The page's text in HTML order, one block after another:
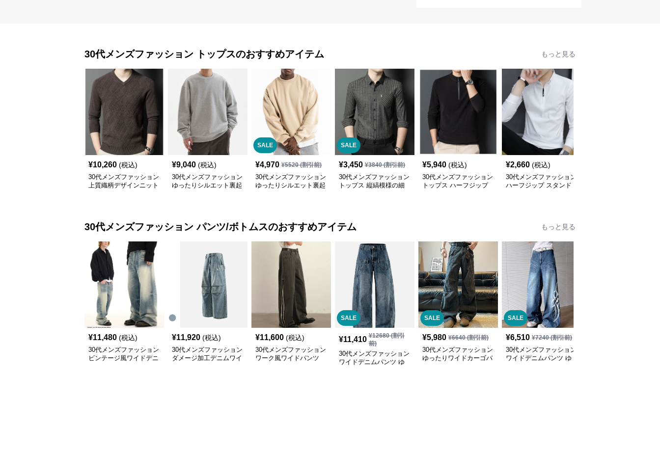
30代メンズファッション トップスのおすすめアイテム もっと見る
¥10,260 (税込)
30代メンズファッション
上質織柄デザインニット
¥9,040 (税込)
30代メンズファッション
ゆったりシルエット裏起
SALE
¥4,970 ¥5520(割引前)
30代メンズファッション
ゆったりシルエット裏起
SALE
¥3,450 ¥3840(割引前)
30代メンズファッション
トップス 縦縞模様の細
¥5,940 (税込)
30代メンズファッション
トップス ハーフジップ
¥2,660 (税込)
30代メンズファッション
ハーフジップ スタンド
30代メンズファッション パンツ/ボトムスのおすすめアイテム もっと見る
¥11,480 (税込)
30代メンズファッション
ビンテージ風ワイドデニ
¥11,920 (税込)
30代メンズファッション
ダメージ加工デニムワイ
¥11,600 (税込)
30代メンズファッション
ワーク風ワイドパンツ
SALE
¥11,410 ¥12680(割引
前)
30代メンズファッション
ワイドデニムパンツ ゆ
SALE
¥5,980 ¥6640(割引前)
30代メンズファッション
ゆったりワイドカーゴパ
SALE
¥6,510 ¥7240(割引前)
30代メンズファッション
ワイドデニムパンツ ゆ